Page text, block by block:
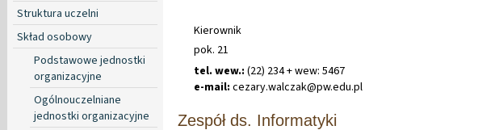
Struktura uczelni
Skład osobowy
Podstawowe jednostki
organizacyjne
Ogólnouczelniane
jednostki organizacyjne
Kierownik
pok. 21
tel. wew.: (22) 234 + wew: 5467
e-mail: cezary.walczak@pw.edu.pl
Zespół ds. Informatyki